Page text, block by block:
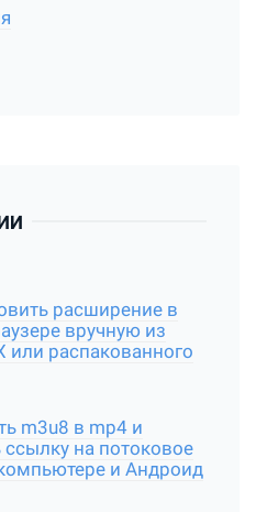
расширение в
вручную из
или распакованного
m3u8 в mp4 и
на потоковое
и Андроид